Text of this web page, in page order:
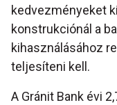
kedvezményeket
konstrukciónál a
kihasználásához
teljesíteni kell.
A Gránit Bank évi